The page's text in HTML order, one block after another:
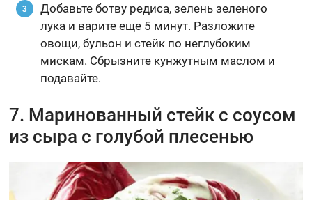
Добавьте ботву редиса, зелень зеленого
лука и варите еще 5 минут. Разложите
овощи, бульон и стейк по неглубоким
мискам. Сбрызните кунжутным маслом и
подавайте.
7. Маринованный стейк с соусом
из сыра с голубой плесенью